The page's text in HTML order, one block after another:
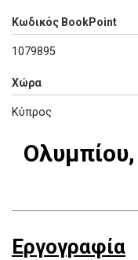
Κωδικός BookPoint
1079895
Χώρα
Κύπρος
Εργογραφία